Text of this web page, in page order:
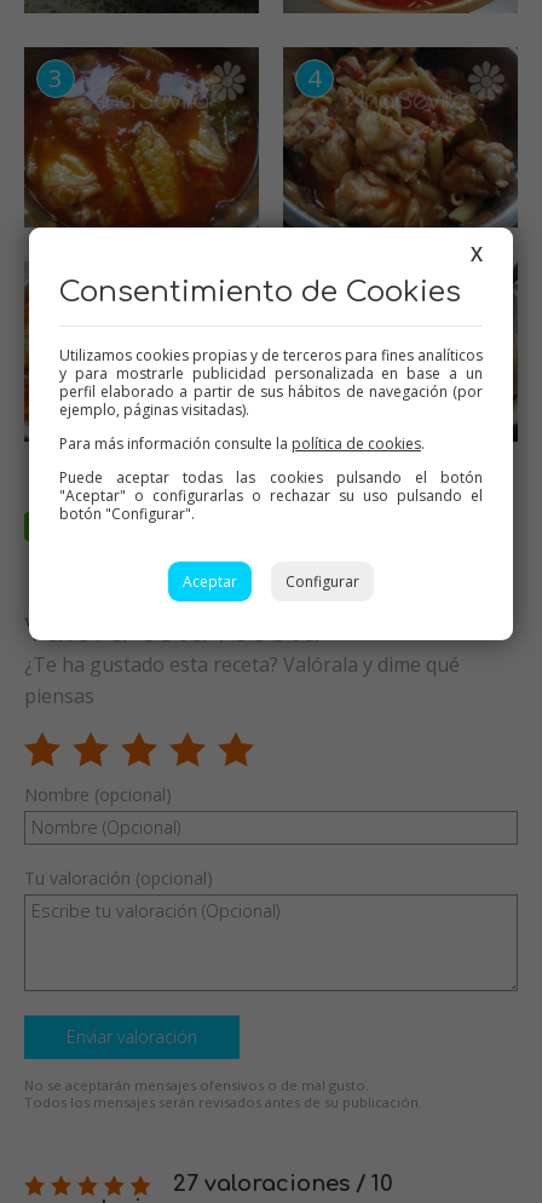
Valora esta receta
¿Te ha gustado esta receta? Valórala y dime qué
piensas
Nombre (opcional)
Tu valoración (opcional)
Enviar valoración
No se aceptarán mensajes ofensivos o de mal gusto.
Todos los mensajes serán revisados antes de su publicación.
27 valoraciones / 10
X
Consentimiento de Cookies
Utilizamos cookies propias y de terceros para fines analíticos
y para mostrarle publicidad personalizada en base a un
perfil elaborado a partir de sus hábitos de navegación (por
ejemplo, páginas visitadas).
Para más información consulte la política de cookies.
Puede aceptar todas las cookies pulsando el botón
"Aceptar" o configurarlas o rechazar su uso pulsando el
botón "Configurar".
Aceptar Configurar